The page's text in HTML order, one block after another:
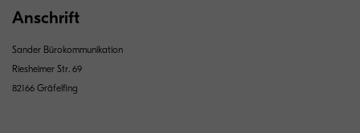
Anschrift
Sander Bürokommunikation
Riesheimer Str. 69
82166 Gräfelfing